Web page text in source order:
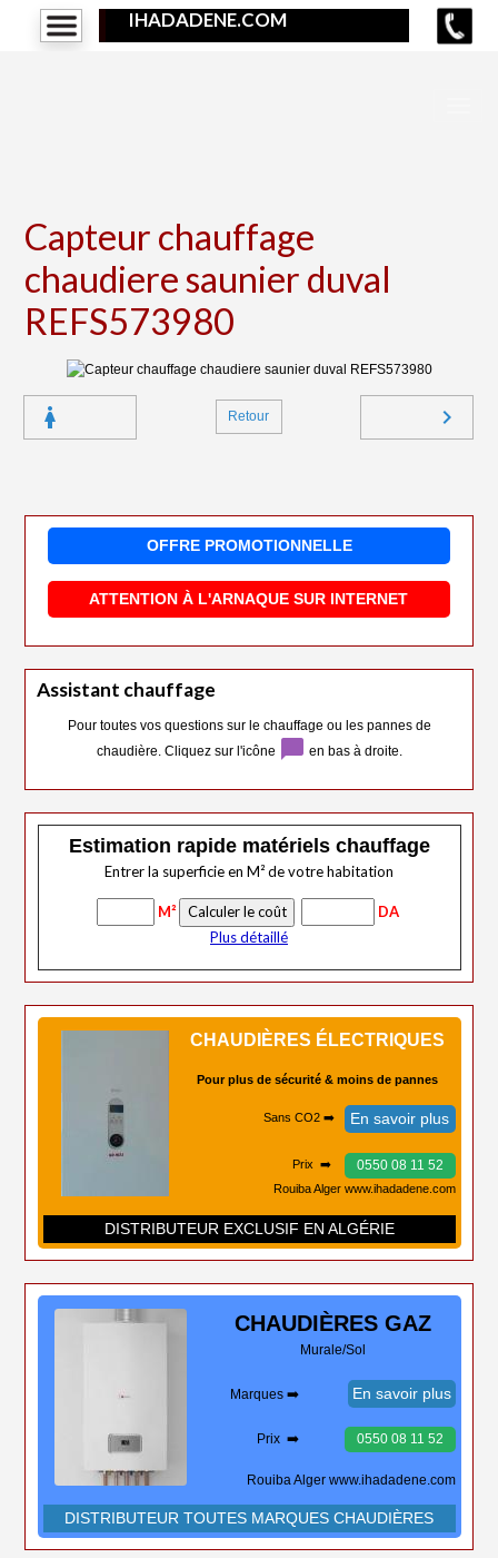
IHADADENE.COM
Capteur chauffage
chaudiere saunier duval
REFS573980
Retour
OFFRE PROMOTIONNELLE
ATTENTION À L'ARNAQUE SUR INTERNET
Assistant chauffage
Pour toutes vos questions sur le chauffage ou les pannes de
chaudière. Cliquez sur l'icône
chat_bubble en bas à droite.
Estimation rapide matériels chauffage
Entrer la superficie en M² de votre habitation
M²
DA
Plus détaillé
CHAUDIÈRES ÉLECTRIQUES
Pour plus de sécurité & moins de pannes
Sans CO2 ➡️ En savoir plus
Prix ➡️ 0550 08 11 52
Rouiba Alger www.ihadadene.com
DISTRIBUTEUR EXCLUSIF EN ALGÉRIE
CHAUDIÈRES GAZ
Murale/Sol
Marques ➡️ En savoir plus
Prix ➡️ 0550 08 11 52
Rouiba Alger www.ihadadene.com
DISTRIBUTEUR TOUTES MARQUES CHAUDIÈRES